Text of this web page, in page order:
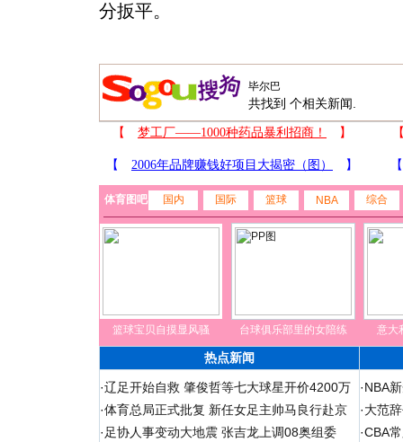
分扳平。
共找到 个相关新闻.
体育图吧 国内 国际 篮球 NBA 综合
篮球宝贝自摸显风骚 台球俱乐部里的女陪练 意大
热点新闻
·辽足开始自救 肇俊哲等七大球星开价4200万
·体育总局正式批复 新任女足主帅马良行赴京
· 足协人事变动大地震 张吉龙上调08奥组委
·NBA
·大范
·CBA